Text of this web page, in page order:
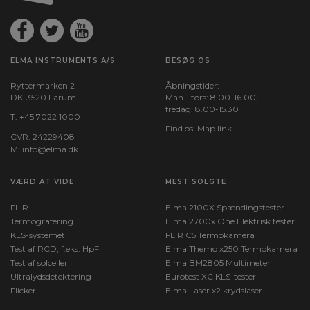
ELMA INSTRUMENTS A/S
Ryttermarken 2
DK-3520 Farum
T: +45 7022 1000
CVR: 24229408
M: info@elma.dk
BESØG OS
Åbningstider:
Man - tors: 8.00-16.00,
fredag: 8.00-15.30
Find os: Map link
VÆRD AT VIDE
FLIR
Termografering
KLS-systemet
Test af RCD, f.eks. HpFI
Test af solceller
Ultralydsdetektering
Flicker
MEST SOLGTE
Elma 2100X Spændingstester
Elma 2700x One Elektrisk tester
FLIR C5 Termokamera
Elma Themo x250 Termokamera
Elma BM2805 Multimeter
Eurotest XC KLS-tester
Elma Laser x2 krydslaser